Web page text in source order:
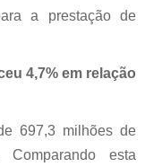
a prestação de
4,7% em relação
697,3 milhões de
esta